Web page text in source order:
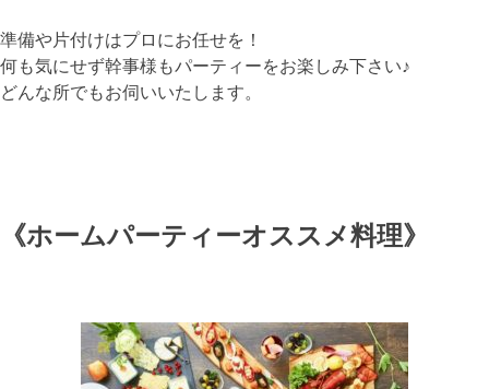
準備や片付けはプロにお任せを！
何も気にせず幹事様もパーティーをお楽しみ下さい♪
どんな所でもお伺いいたします。
《ホームパーティーオススメ料理》